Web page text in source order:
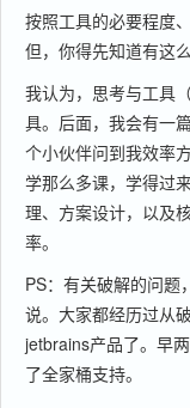
按照工具的必要程度
但，你得先知道有这
我认为，思考与工具
具。后面，我会有一
个小伙伴问到我效率
学那么多课，学得过
理、方案设计，以及
率。
PS：有关破解的问题
说。大家都经历过从
jetbrains产品了。早
了全家桶支持。